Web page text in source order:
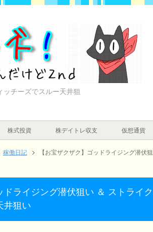
ッチーズでスルー天井狙
株式投資 株デイトレ収支 仮想通貨
稼働日記
【お宝ザクザク】ゴッドライジング潜伏
ドライジング潜伏狙い ＆ ストライ
井狙い